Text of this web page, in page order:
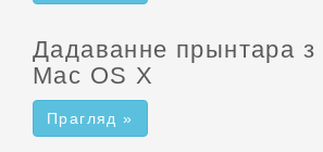
Дадаванне прынтара з
Mac OS X
Прагляд »